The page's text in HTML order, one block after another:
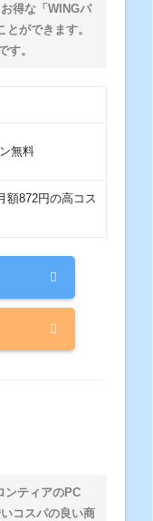
得な「WINGパ
ができます。
す。
無料
額872円の高コス
ンティアのPC
コスパの良い商